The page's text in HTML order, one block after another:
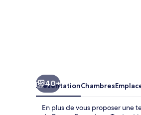
40+
PrésentationChambres
En plus de vous proposer une